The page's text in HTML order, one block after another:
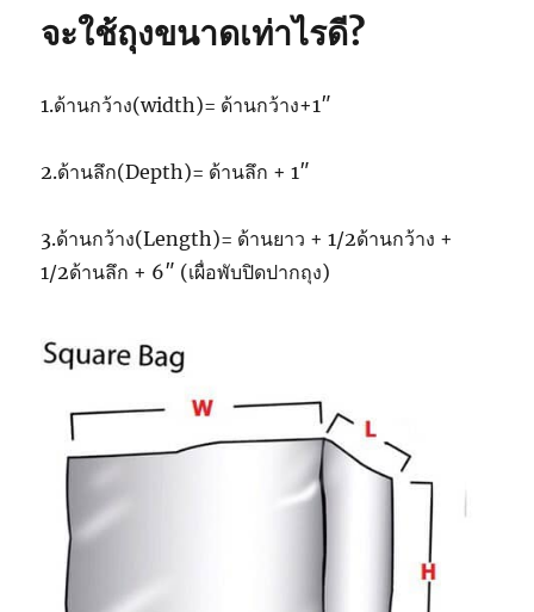
จะใช้ถุงขนาดเท่าไรดี?
1.ด้านกว้าง(width)= ด้านกว้าง+1″
2.ด้านลึก(Depth)= ด้านลึก + 1″
3.ด้านกว้าง(Length)= ด้านยาว + 1/2ด้านกว้าง +
1/2ด้านลึก + 6″ (เผื่อพับปิดปากถุง)